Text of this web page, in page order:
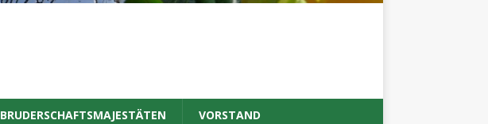
BRUDERSCHAFTSMAJESTÄTEN VORSTAND